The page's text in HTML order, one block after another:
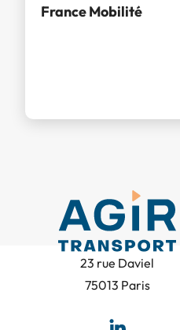
France Mobilité
23 rue Daviel
75013 Paris